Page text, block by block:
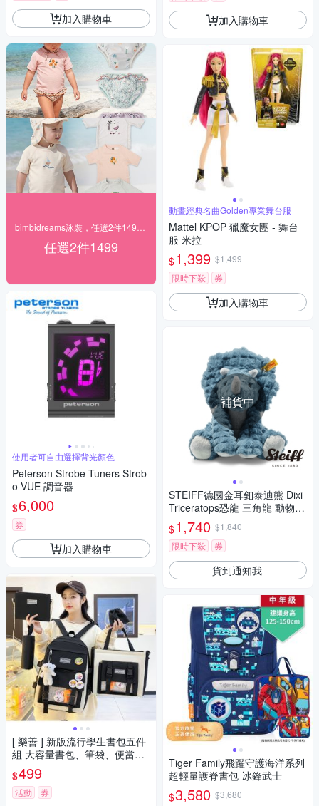
加入購物車
任選2件1499
使用者可自由選擇背光顏色
Peterson Strobe Tuners Strob
o VUE 調音器
$6,000
券
加入購物車
[ 樂善 ] 新版流行學生書包五件
組 大容量書包、筆袋、便當
袋、作業袋、零錢袋
$499
活動 券
加入購物車
動畫經典名曲Golden專業舞台服
Mattel KPOP 獵魔女團 - 舞台
服 米拉
$1,399 $1,499
限時下殺
券
加入購物車
補貨中
STEIFF德國金耳釦泰迪熊 Dixi
Triceratops恐龍 三角龍 動物王
國_黃標
$1,740 $1,840
限時下殺
券
貨到通知我
Tiger Family飛躍守護海洋系列
超輕量護脊書包-冰鋒武士
$3,580 $3,680